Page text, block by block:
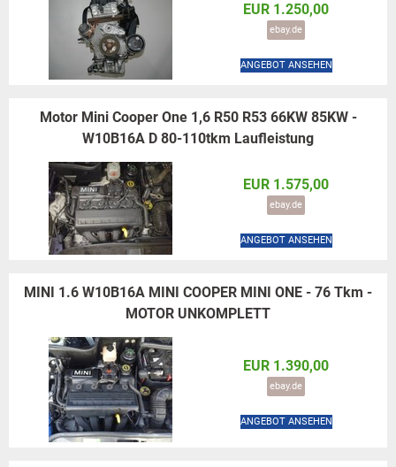
EUR 1.250,00
ebay.de
ANGEBOT ANSEHEN
Motor Mini Cooper One 1,6 R50 R53 66KW 85KW -
W10B16A D 80-110tkm Laufleistung
EUR 1.575,00
ebay.de
ANGEBOT ANSEHEN
MINI 1.6 W10B16A MINI COOPER MINI ONE - 76 Tkm -
MOTOR UNKOMPLETT
EUR 1.390,00
ebay.de
ANGEBOT ANSEHEN